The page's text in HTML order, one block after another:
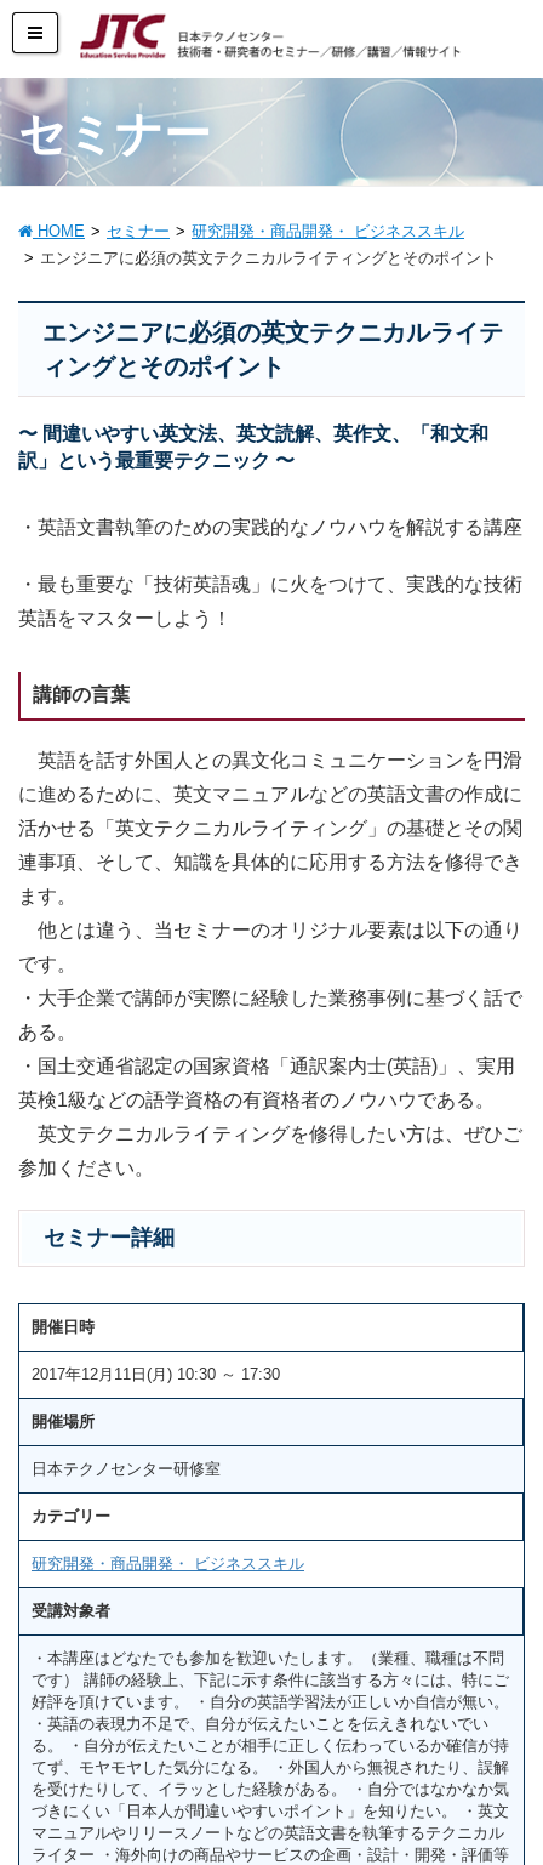
セミナー
HOME セミナー
研究開発・商品開発・ ビジネススキル
エンジニアに必須の英文テクニカルライティングとそのポイント
エンジニアに必須の英文テクニカルライテ
ィングとそのポイント
〜 間違いやすい英文法、英文読解、英作文、「和文和
訳」という最重要テクニック 〜
・英語文書執筆のための実践的なノウハウを解説する講座
・最も重要な「技術英語魂」に火をつけて、実践的な技術
英語をマスターしよう！
講師の言葉
英語を話す外国人との異文化コミュニケーションを円滑
に進めるために、英文マニュアルなどの英語文書の作成に
活かせる「英文テクニカルライティング」の基礎とその関
連事項、そして、知識を具体的に応用する方法を修得でき
ます。
他とは違う、当セミナーのオリジナル要素は以下の通り
です。
・大手企業で講師が実際に経験した業務事例に基づく話で
ある。
・国土交通省認定の国家資格「通訳案内士(英語)」、実用
英検1級などの語学資格の有資格者のノウハウである。
英文テクニカルライティングを修得したい方は、ぜひご
参加ください。
セミナー詳細
開催日時
2017年12月11日(月) 10:30 ～ 17:30
開催場所
日本テクノセンター研修室
カテゴリー
研究開発・商品開発・ ビジネススキル
受講対象者
・本講座はどなたでも参加を歓迎いたします。（業種、職種は不問
です） 講師の経験上、下記に示す条件に該当する方々には、特にご
好評を頂けています。 ・自分の英語学習法が正しいか自信が無い。
・英語の表現力不足で、自分が伝えたいことを伝えきれないでい
る。 ・自分が伝えたいことが相手に正しく伝わっているか確信が持
てず、モヤモヤした気分になる。 ・外国人から無視されたり、誤解
を受けたりして、イラッとした経験がある。 ・自分ではなかなか気
づきにくい「日本人が間違いやすいポイント」を知りたい。 ・英文
マニュアルやリリースノートなどの英語文書を執筆するテクニカル
ライター ・海外向けの商品やサービスの企画・設計・開発・評価等